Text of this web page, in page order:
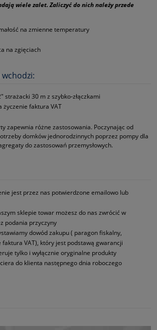
wiele zalet. Zaliczyć do nich należy przede
na zmienne temperatury
na zgięciach
wchodzi:
strażacki 30 m z szybko‑złączkami
życzenie faktura VAT
zapewnia różne zastosowania. Poczynając od
domków jednorodzinnych poprzez pompy dla
do zastosowań przemysłowych.
jest przez nas potwierdzone emailowo lub
sklepie towar możesz do nas zwrócić w
podania przyczyny
dowód zakupu ( paragon fiskalny,
faktura VAT), który jest podstawą gwarancji
tylko i wyłącznie oryginalne produkty
do klienta następnego dnia roboczego